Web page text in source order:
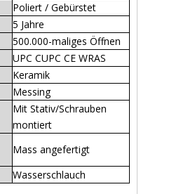
Poliert / Gebürstet
5 Jahre
500.000-maliges Öffnen
UPC CUPC CE WRAS
Keramik
Messing
Mit Stativ/Schrauben
montiert
Mass angefertigt
Wasserschlauch